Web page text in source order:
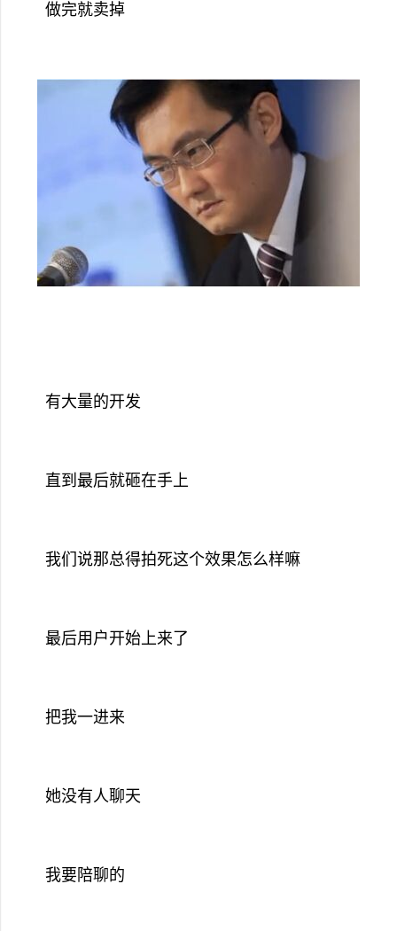
做完就卖掉
有大量的开发
直到最后就砸在手上
我们说那总得拍死这个效果怎么样嘛
最后用户开始上来了
把我一进来
她没有人聊天
我要陪聊的